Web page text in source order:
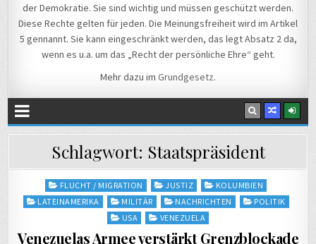
der Demokratie. Sie sind wichtig und müssen geschützt werden.
Diese Rechte gelten für jeden. Die Meinungsfreiheit wird im Artikel
5 gennannt. Sie kann eingeschränkt werden, das legt Absatz 2 da,
wenn es u.a. um das „Recht der persönliche Ehre“ geht.
Mehr dazu im Grundgesetz.
Schlagwort: Staatspräsident
Posted
in
FLUCHT / MIGRATION JUSTIZ
KOLUMBIEN
LATEINAMERIKA
MILITÄR NACHRICHTEN
POLITIK
USA
VENEZUELA
Venezuelas Armee verstärkt Grenzblockade